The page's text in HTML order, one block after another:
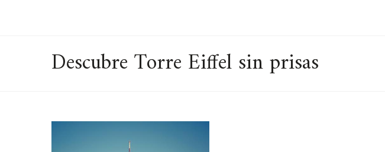
Descubre Torre Eiffel sin prisas